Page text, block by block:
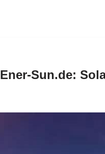
Ener-Sun.de: